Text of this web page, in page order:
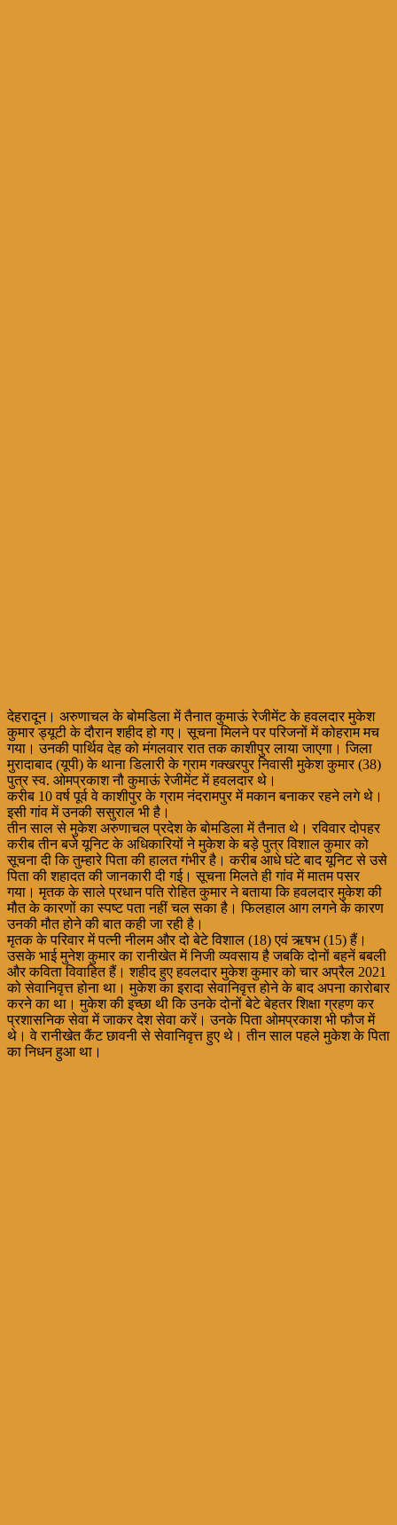
देहरादून। अरुणाचल के बोमडिला में तैनात कुमाऊं रेजीमेंट के हवलदार मुकेश
कुमार ड्यूटी के दौरान शहीद हो गए। सूचना मिलने पर परिजनों में कोहराम मच
गया। उनकी पार्थिव देह को मंगलवार रात तक काशीपुर लाया जाएगा। जिला
मुरादाबाद (यूपी) के थाना डिलारी के ग्राम गक्खरपुर निवासी मुकेश कुमार (38)
पुत्र स्व. ओमप्रकाश नौ कुमाऊं रेजीमेंट में हवलदार थे।
करीब 10 वर्ष पूर्व वे काशीपुर के ग्राम नंदरामपुर में मकान बनाकर रहने लगे थे।
इसी गांव में उनकी ससुराल भी है।
तीन साल से मुकेश अरुणाचल प्रदेश के बोमडिला में तैनात थे। रविवार दोपहर
करीब तीन बजे यूनिट के अधिकारियों ने मुकेश के बड़े पुत्र विशाल कुमार को
सूचना दी कि तुम्हारे पिता की हालत गंभीर है। करीब आधे घंटे बाद यूनिट से उसे
पिता की शहादत की जानकारी दी गई। सूचना मिलते ही गांव में मातम पसर
गया। मृतक के साले प्रधान पति रोहित कुमार ने बताया कि हवलदार मुकेश की
मौत के कारणों का स्पष्ट पता नहीं चल सका है। फिलहाल आग लगने के कारण
उनकी मौत होने की बात कही जा रही है।
मृतक के परिवार में पत्नी नीलम और दो बेटे विशाल (18) एवं ऋषभ (15) हैं।
उसके भाई मुनेश कुमार का रानीखेत में निजी व्यवसाय है जबकि दोनों बहनें बबली
और कविता विवाहित हैं। शहीद हुए हवलदार मुकेश कुमार को चार अप्रैल 2021
को सेवानिवृत्त होना था। मुकेश का इरादा सेवानिवृत्त होने के बाद अपना कारोबार
करने का था। मुकेश की इच्छा थी कि उनके दोनों बेटे बेहतर शिक्षा ग्रहण कर
प्रशासनिक सेवा में जाकर देश सेवा करें। उनके पिता ओमप्रकाश भी फौज में
थे। वे रानीखेत कैंट छावनी से सेवानिवृत्त हुए थे। तीन साल पहले मुकेश के पिता
का निधन हुआ था।